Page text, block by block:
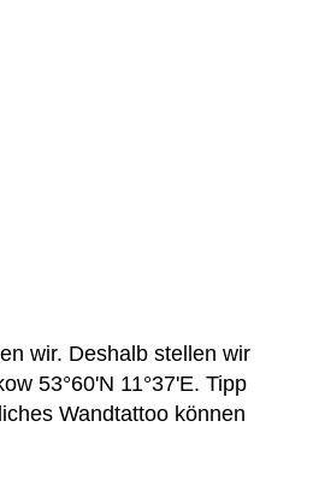
wir. Deshalb stellen wir
53°60'N 11°37'E. Tipp
Wandtattoo können